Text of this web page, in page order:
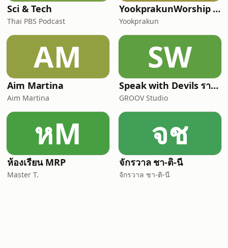
Sci & Tech
Thai PBS Podcast
YookprakunWorship นมัสการสรรเสริญพระเจ้ากับคริสตจักรย
Yookprakun
AM
Aim Martina
Aim Martina
SW
Speak with Devils รายการฟุตบอลที่คุยแต่เรื่องฟุตบอล
GROOV Studio
หM
ห้องเรียน MRP
Master T.
จช
จักรวาล ชา-ติ-นี
จักรวาล ชา-ติ-นี